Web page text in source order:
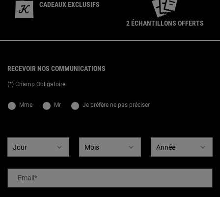
CADEAUX EXCLUSIFS
2 ÉCHANTILLONS OFFERTS
RECEVOIR NOS COMMUNICATIONS
(*) Champ Obligatoire
newslettersignup.title.legend
Mme Mr Je préfère ne pas préciser
Email*